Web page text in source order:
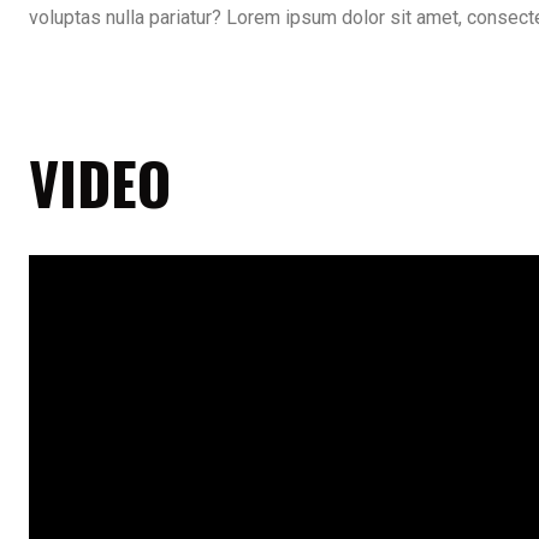
voluptas nulla pariatur? Lorem ipsum dolor sit amet,
VIDEO